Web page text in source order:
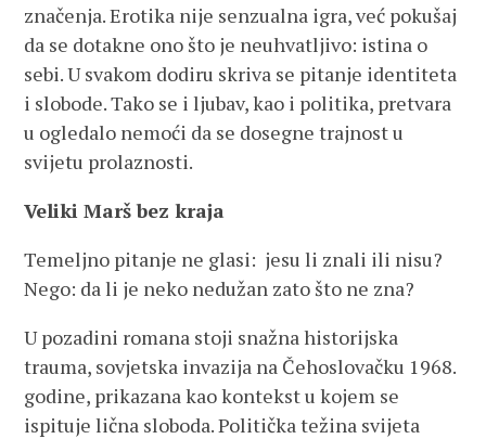
značenja. Erotika nije senzualna igra, već pokušaj
da se dotakne ono što je neuhvatljivo: istina o
sebi. U svakom dodiru skriva se pitanje identiteta
i slobode. Tako se i ljubav, kao i politika, pretvara
u ogledalo nemoći da se dosegne trajnost u
svijetu prolaznosti.
Veliki Marš bez kraja
Temeljno pitanje ne glasi: jesu li znali ili nisu?
Nego: da li je neko nedužan zato što ne zna?
U pozadini romana stoji snažna historijska
trauma, sovjetska invazija na Čehoslovačku 1968.
godine, prikazana kao kontekst u kojem se
ispituje lična sloboda. Politička težina svijeta